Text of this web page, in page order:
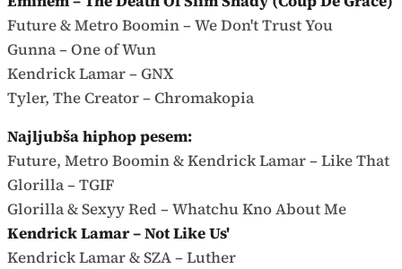
Future & Metro Boomin – We Don't Trust You
Gunna – One of Wun
Kendrick Lamar – GNX
Tyler, The Creator – Chromakopia
Najljubša hiphop pesem:
Future, Metro Boomin & Kendrick Lamar – Like That
Glorilla – TGIF
Glorilla & Sexyy Red – Whatchu Kno About Me
Kendrick Lamar – Not Like Us'
Kendrick Lamar & SZA – Luther